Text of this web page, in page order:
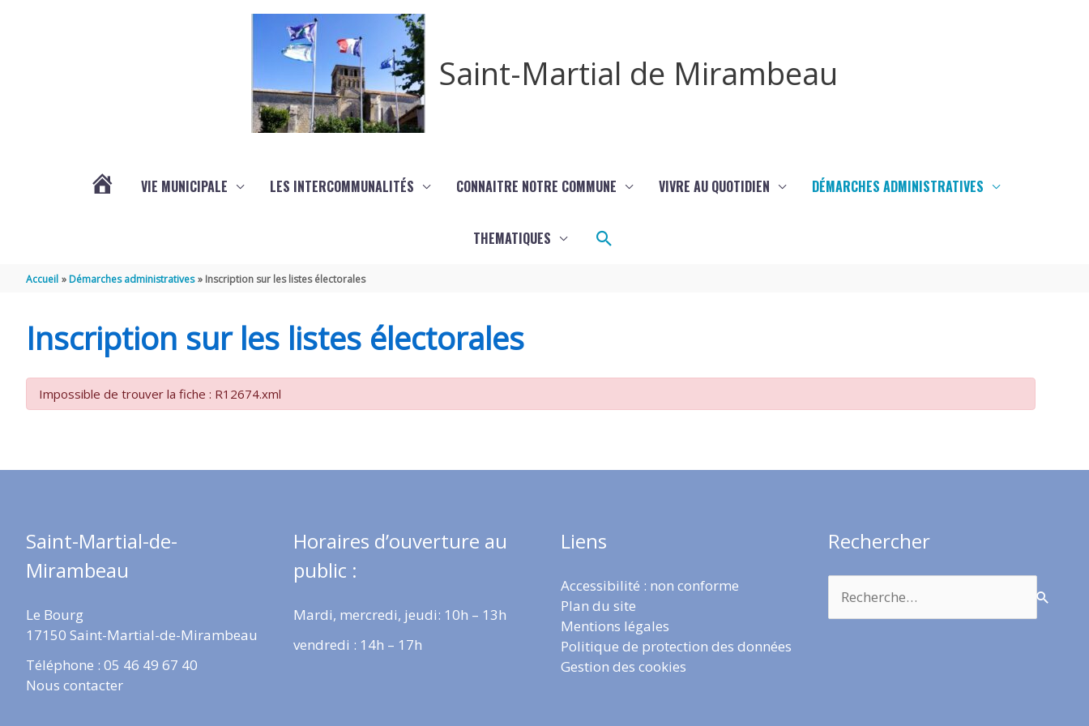
Saint-Martial de Mirambeau
VIE MUNICIPALE LES INTERCOMMUNALITÉS CONNAITRE NOTRE COMMUNE VIVRE AU QUOTIDIEN DÉMARCHES ADMINISTRATIVES
THEMATIQUES Rechercher
Accueil Démarches administratives Inscription sur les listes électorales
Inscription sur les listes électorales
Impossible de trouver la fiche : R12674.xml
Saint-Martial-de-
Mirambeau
Le Bourg
17150 Saint-Martial-de-Mirambeau
Téléphone : 05 46 49 67 40
Nous contacter
Horaires d’ouverture au
public :
Mardi, mercredi, jeudi: 10h – 13h
vendredi : 14h – 17h
Liens
Accessibilité : non conforme
Plan du site
Mentions légales
Politique de protection des données
Gestion des cookies
Rechercher